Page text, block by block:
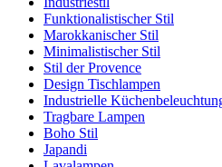
Funktionalistischer Stil
Marokkanischer Stil
Minimalistischer Stil
Stil der Provence
Design Tischlampen
Industrielle
Tragbare Lampen
Boho Stil
Japandi